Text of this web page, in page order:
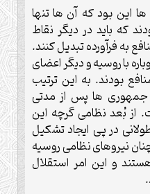
این بود که آن ها تنها
که باید در دیگر نقاط
به فرآورده تبدیل کنند.
با روسیه و دیگر اعضای
بودند. به این ترتیب
جمهوری ها پس از مدتی
بُعد نظامی گرچه این
در پی ایجاد تشکیل
نیروهای نظامی روسیه
و این امر استقلال